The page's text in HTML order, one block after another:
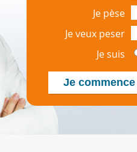
Je pèse
Je veux peser
Je suis